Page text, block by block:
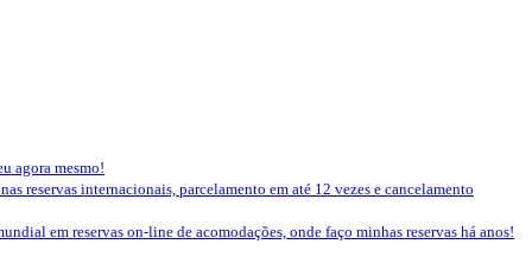
agora mesmo!
reservas internacionais, parcelamento em até 12 vezes e cancelamento
em reservas on-line de acomodações, onde faço minhas reservas há anos!